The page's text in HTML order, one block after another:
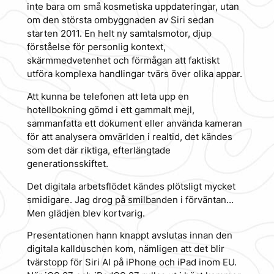
inte bara om små kosmetiska uppdateringar, utan
om den största ombyggnaden av Siri sedan
starten 2011. En helt ny samtalsmotor, djup
förståelse för personlig kontext,
skärmmedvetenhet och förmågan att faktiskt
utföra komplexa handlingar tvärs över olika appar.
Att kunna be telefonen att leta upp en
hotellbokning gömd i ett gammalt mejl,
sammanfatta ett dokument eller använda kameran
för att analysera omvärlden i realtid, det kändes
som det där riktiga, efterlängtade
generationsskiftet.
Det digitala arbetsflödet kändes plötsligt mycket
smidigare. Jag drog på smilbanden i förväntan…
Men glädjen blev kortvarig.
Presentationen hann knappt avslutas innan den
digitala kallduschen kom, nämligen att det blir
tvärstopp för Siri AI på iPhone och iPad inom EU.